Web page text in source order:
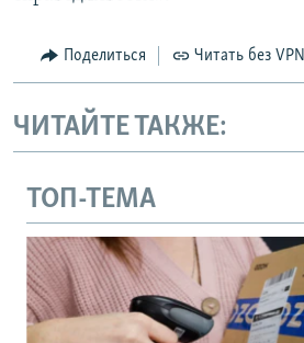
Поделиться Читать без VPN
ЧИТАЙТЕ ТАКЖЕ:
ТОП-ТЕМА